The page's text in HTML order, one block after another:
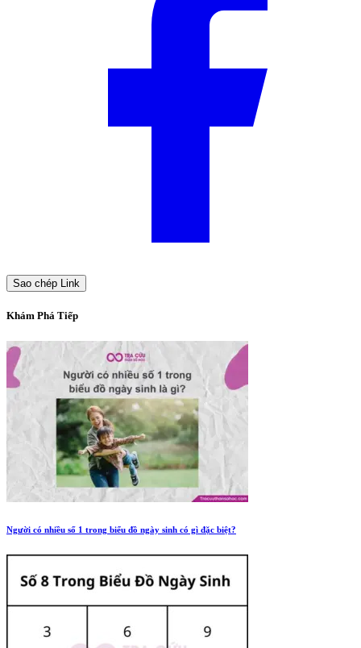
Sao chép Link
Khám Phá Tiếp
Người có nhiều số 1 trong biểu đồ ngày sinh có gì đặc biệt?